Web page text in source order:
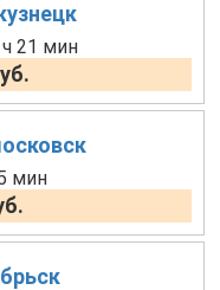
21 мин
мин